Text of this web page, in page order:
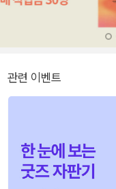
관련 이벤트